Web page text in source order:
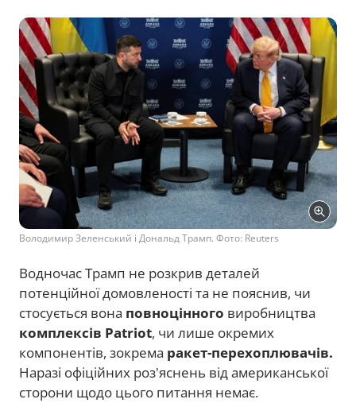
Володимир Зеленський і Дональд Трамп. Фото: Reuters
Водночас Трамп не розкрив деталей
потенційної домовленості та не пояснив, чи
стосується вона повноцінного виробництва
комплексів Patriot, чи лише окремих
компонентів, зокрема ракет-перехоплювачів.
Наразі офіційних роз'яснень від американської
сторони щодо цього питання немає.